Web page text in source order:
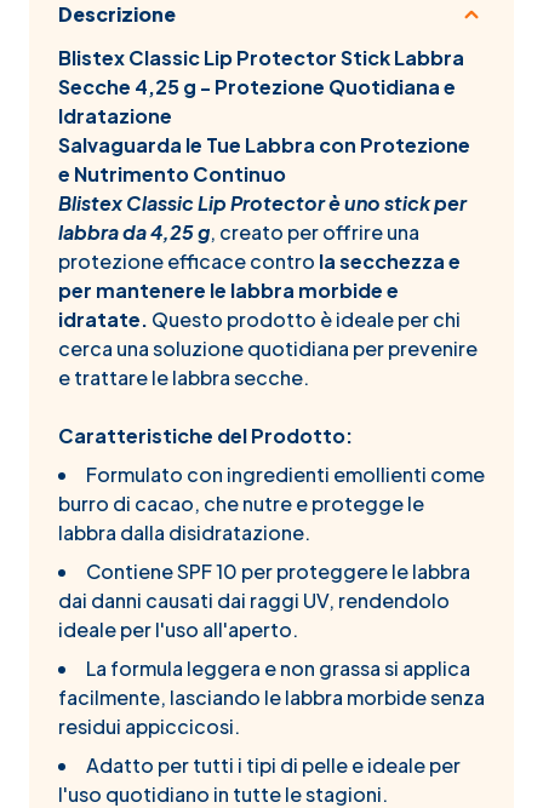
Descrizione
Blistex Classic Lip Protector Stick Labbra
Secche 4,25 g - Protezione Quotidiana e
Idratazione
Salvaguarda le Tue Labbra con Protezione
e Nutrimento Continuo
Blistex Classic Lip Protector è uno stick per
labbra da 4,25 g, creato per offrire una
protezione efficace contro la secchezza e
per mantenere le labbra morbide e
idratate. Questo prodotto è ideale per chi
cerca una soluzione quotidiana per prevenire
e trattare le labbra secche.
Caratteristiche del Prodotto:
Formulato con ingredienti emollienti come
burro di cacao, che nutre e protegge le
labbra dalla disidratazione.
Contiene SPF 10 per proteggere le labbra
dai danni causati dai raggi UV, rendendolo
ideale per l'uso all'aperto.
La formula leggera e non grassa si applica
facilmente, lasciando le labbra morbide senza
residui appiccicosi.
Adatto per tutti i tipi di pelle e ideale per
l'uso quotidiano in tutte le stagioni.